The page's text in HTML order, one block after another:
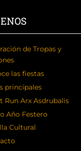
de Tropas y
las fiestas
principales
Run Arx Asdrubalis
Año Festero
Cultural